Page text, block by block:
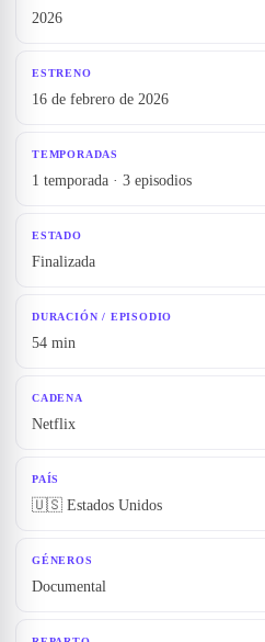
2026
ESTRENO
16 de febrero de 2026
TEMPORADAS
1 temporada · 3 episodios
ESTADO
Finalizada
DURACIÓN / EPISODIO
54 min
CADENA
Netflix
PAÍS
🇺🇸 Estados Unidos
GÉNEROS
Documental